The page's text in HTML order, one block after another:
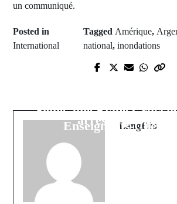
un communiqué.
Posted in
International
Tagged Amérique,
national, inondations
Coup de filet majeur
arrestations à la
Signé, une Étape
Enseignants-LangFils